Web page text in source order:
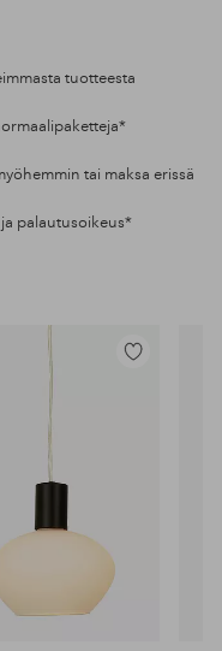
tuotteesta
tai maksa erissä
palautusoikeus*
Lisää